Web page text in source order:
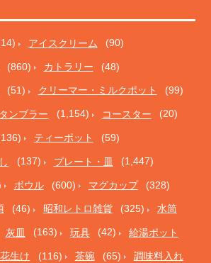
アイスクリーム (90)
(860) カトラリー (48)
(51) クリーマー・ミルクポット (99)
ンブラー (1,154) コースター (20)
ティーポット (59)
(137) プレート・皿 (1,447)
ボウル (600) マグカップ (328)
(46) 昭和レトロ雑貨 (325) 水筒
灰皿 (163) 玩具 (42) 給湯ポット
生け (116) 茶碗 (65) 調味料入れ